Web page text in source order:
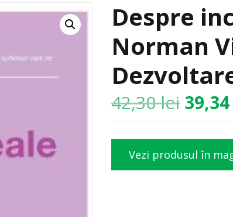
Despre
Norman
42,30lei
Vezi produsul în